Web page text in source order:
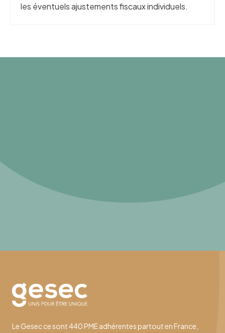
les éventuels ajustements fiscaux individuels.
Le Gesec ce sont 440 PME adhérentes partout en France,